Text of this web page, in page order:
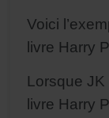
Voici
livre Harry
Lorsque
livre Harry